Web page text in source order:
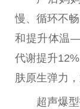
慢、循环不
和提升体温
代谢提升
肤原生弹力
超声爆